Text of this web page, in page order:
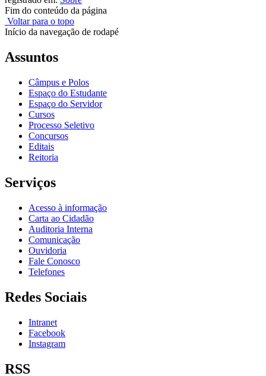
Fim do conteúdo da página
Voltar para o topo
Início da navegação de rodapé
Assuntos
Câmpus e Polos
Espaço do Estudante
Espaço do Servidor
Cursos
Processo Seletivo
Concursos
Editais
Reitoria
Serviços
Acesso à informação
Carta ao Cidadão
Auditoria Interna
Comunicação
Ouvidoria
Fale Conosco
Telefones
Redes Sociais
Intranet
Facebook
Instagram
RSS